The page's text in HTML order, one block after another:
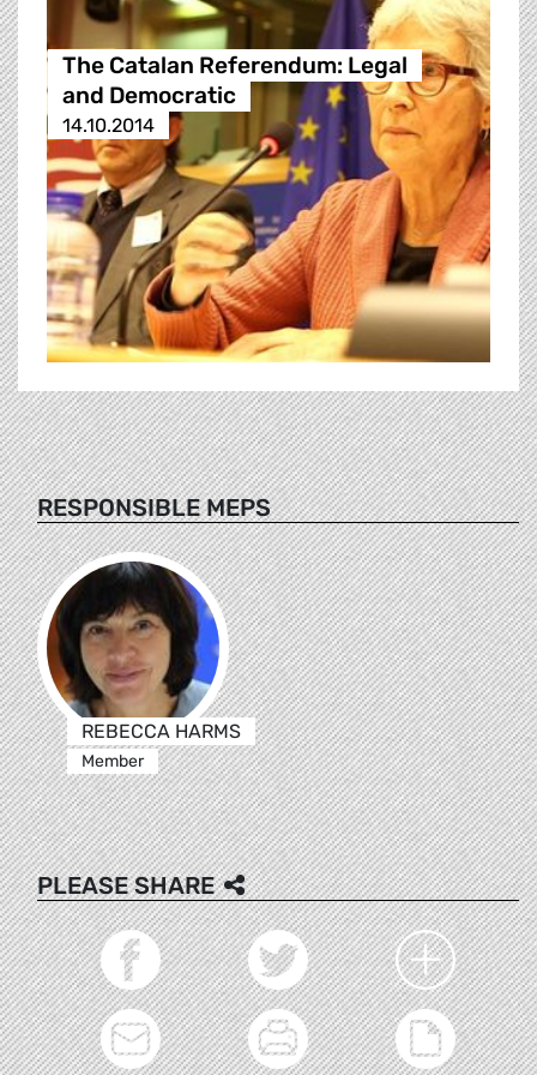
The Catalan Referendum: Legal
and Democratic
14.10.2014
RESPONSIBLE MEPS
REBECCA HARMS
Member
PLEASE SHARE